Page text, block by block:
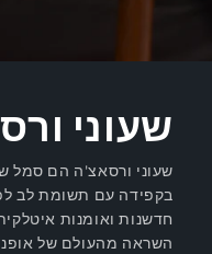
שעוני
שעוני ורסאצ'ה הם סמל
בקפידה עם תשומת לב
חדשנות ואומנות
השראה מהעולם של